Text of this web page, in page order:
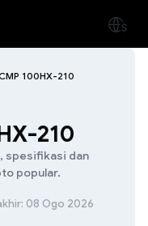
100HX-210
210
spesifikasi dan
popular.
08 Ogo 2026